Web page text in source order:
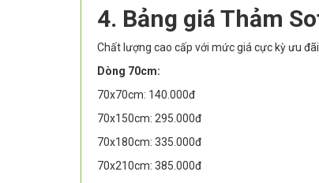
4. Bảng giá Thảm
Chất lượng cao cấp với mức giá cực kỳ ưu
Dòng 70cm:
70x70cm: 140.000đ
70x150cm: 295.000đ
70x180cm: 335.000đ
70x210cm: 385.000đ